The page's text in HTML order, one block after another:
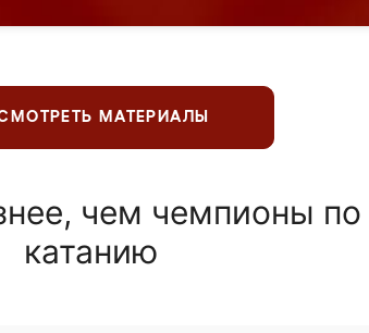
МАТЕРИАЛЫ
чем чемпионы
катанию